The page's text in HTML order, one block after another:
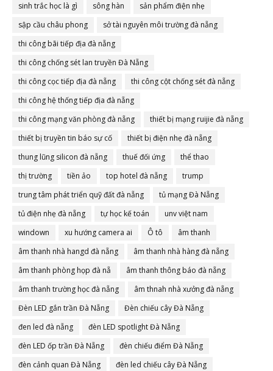
sinh trắc học là gì
sông hàn
sản phẩm điện nhẹ
sập cầu châu phong
sở tài nguyên môi trường đà nẵng
thi công bãi tiếp địa đà nẵng
thi công chống sét lan truyền Đà Nẵng
thi công cọc tiếp địa đà nẵng
thi công cột chống sét đà nẵng
thi công hệ thống tiếp địa đà nẵng
thi công mạng văn phòng đà nẵng
thiết bị mạng ruijie đà nẵng
thiết bị truyền tin báo sự cố
thiết bị điện nhẹ đà nẵng
thung lũng silicon đà nẵng
thuế đối ứng
thể thao
thị trường
tiền ảo top hotel đà nẵng
trump
trung tâm phát triển quỹ đất đà nẵng
tủ mạng Đà Nẵng
tủ điện nhẹ đà nẵng
tự học kế toán
unv việt nam
windown
xu hướng camera ai Ô tô
âm thanh
âm thanh nhà hangd đà nẵng
âm thanh nhà hàng đà nẵng
âm thanh phòng họp đà nẵ
âm thanh thông báo đà nẵng
âm thanh trường học đà nẵng
âm thnah nhà xưởng đà nẵng
Đèn LED gắn trần Đà Nẵng
Đèn chiếu cây Đà Nẵng
đen led đà nẵng
đèn LED spotlight Đà Nẵng
đèn LED ốp trần Đà Nẵng
đèn chiếu điểm Đà Nẵng
đèn cảnh quan Đà Nẵng
đèn led chiếu cây Đà Nẵng